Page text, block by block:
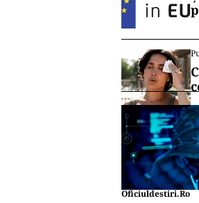
Oficiuldestiri.ro